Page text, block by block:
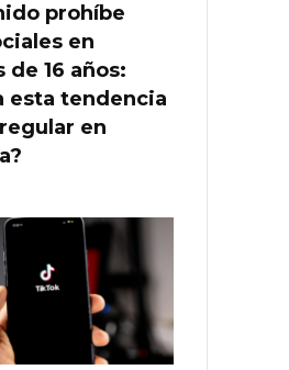
prohíbe
en
de 16 años:
esta tendencia
en